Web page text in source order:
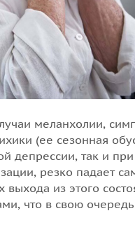
меланхолии,
(ее сезонная
депрессии, так и
резко падает
из этого
что в свою